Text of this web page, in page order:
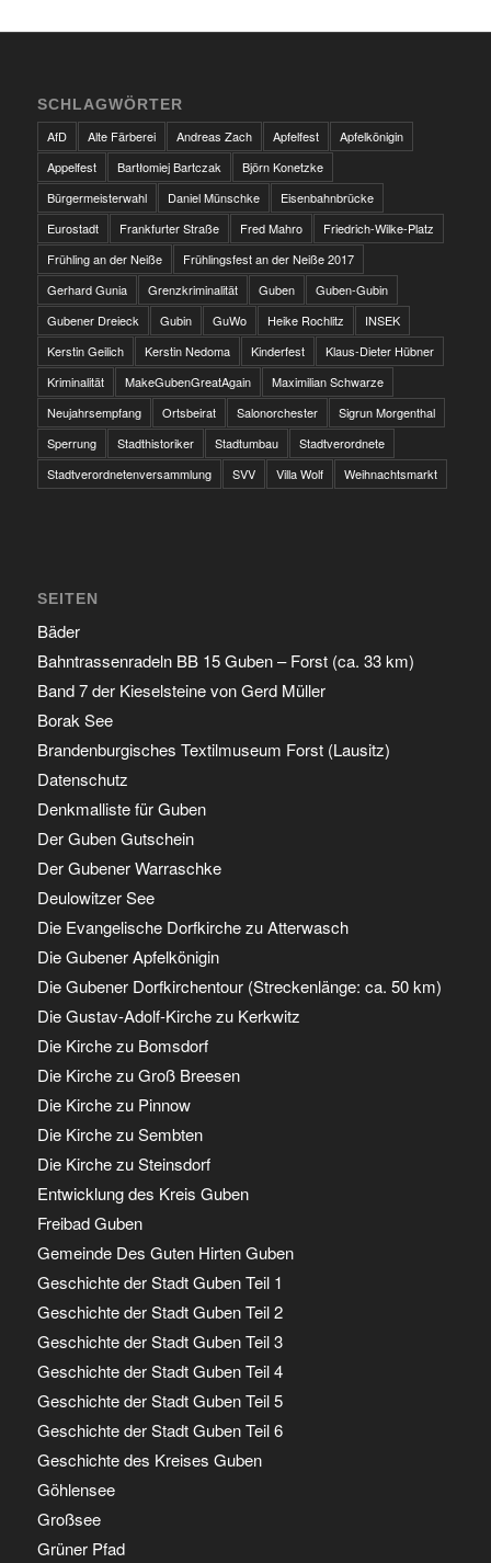
SCHLAGWÖRTER
AfD
Alte Färberei Andreas Zach Apfelfest
Apfelkönigin
Appelfest
Bartłomiej Bartczak
Björn Konetzke
Bürgermeisterwahl
Daniel Münschke
Eisenbahnbrücke
Eurostadt
Frankfurter Straße Fred Mahro
Friedrich-Wilke-Platz
Frühling an der Neiße
Frühlingsfest an der Neiße 2017
Gerhard Gunia
Grenzkriminalität Guben
Guben-Gubin
Gubener Dreieck
Gubin GuWo Heike Rochlitz
INSEK
Kerstin Geilich
Kerstin Nedoma Kinderfest
Klaus-Dieter Hübner
Kriminalität
MakeGubenGreatAgain
Maximilian Schwarze
Neujahrsempfang
Ortsbeirat Salonorchester
Sigrun Morgenthal
Sperrung
Stadthistoriker Stadtumbau
Stadtverordnete
Stadtverordnetenversammlung
SVV Villa Wolf Weihnachtsmarkt
SEITEN
Bäder
Bahntrassenradeln BB 15 Guben – Forst (ca. 33 km)
Band 7 der Kieselsteine von Gerd Müller
Borak See
Brandenburgisches Textilmuseum Forst (Lausitz)
Datenschutz
Denkmalliste für Guben
Der Guben Gutschein
Der Gubener Warraschke
Deulowitzer See
Die Evangelische Dorfkirche zu Atterwasch
Die Gubener Apfelkönigin
Die Gubener Dorfkirchentour (Streckenlänge: ca. 50 km)
Die Gustav-Adolf-Kirche zu Kerkwitz
Die Kirche zu Bomsdorf
Die Kirche zu Groß Breesen
Die Kirche zu Pinnow
Die Kirche zu Sembten
Die Kirche zu Steinsdorf
Entwicklung des Kreis Guben
Freibad Guben
Gemeinde Des Guten Hirten Guben
Geschichte der Stadt Guben Teil 1
Geschichte der Stadt Guben Teil 2
Geschichte der Stadt Guben Teil 3
Geschichte der Stadt Guben Teil 4
Geschichte der Stadt Guben Teil 5
Geschichte der Stadt Guben Teil 6
Geschichte des Kreises Guben
Göhlensee
Großsee
Grüner Pfad